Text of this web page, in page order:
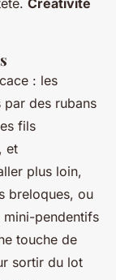
: les
par des rubans
fils
et
plus loin,
breloques, ou
mini-pendentifs
touche de
sortir du lot